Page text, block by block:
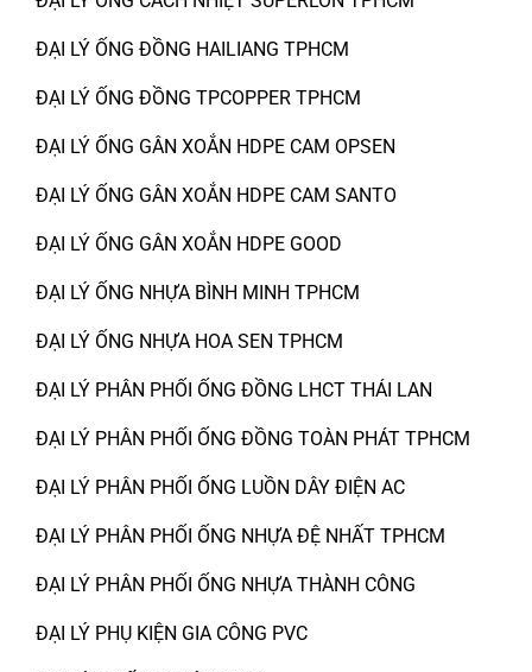
ĐẠI LÝ ỐNG ĐỒNG HAILIANG TPHCM
ĐẠI LÝ ỐNG ĐỒNG TPCOPPER TPHCM
ĐẠI LÝ ỐNG GÂN XOẮN HDPE CAM OPSEN
ĐẠI LÝ ỐNG GÂN XOẮN HDPE CAM SANTO
ĐẠI LÝ ỐNG GÂN XOẮN HDPE GOOD
ĐẠI LÝ ỐNG NHỰA BÌNH MINH TPHCM
ĐẠI LÝ ỐNG NHỰA HOA SEN TPHCM
ĐẠI LÝ PHÂN PHỐI ỐNG ĐỒNG LHCT THÁI LAN
ĐẠI LÝ PHÂN PHỐI ỐNG ĐỒNG TOÀN PHÁT TPHCM
ĐẠI LÝ PHÂN PHỐI ỐNG LUỒN DÂY ĐIỆN AC
ĐẠI LÝ PHÂN PHỐI ỐNG NHỰA ĐỆ NHẤT TPHCM
ĐẠI LÝ PHÂN PHỐI ỐNG NHỰA THÀNH CÔNG
ĐẠI LÝ PHỤ KIỆN GIA CÔNG PVC